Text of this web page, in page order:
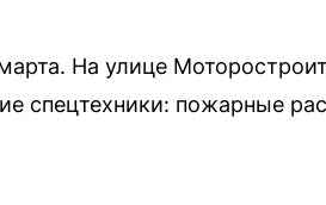
На улице
спецтехники: пожарные